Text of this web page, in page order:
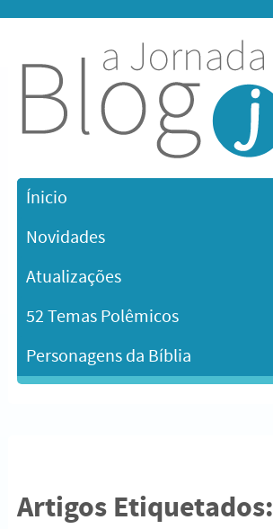
Ínicio
Novidades
Atualizações
52 Temas Polêmicos
Personagens da Bíblia
Artigos Etiquetados: